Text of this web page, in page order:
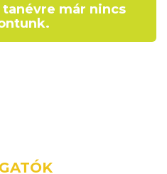
már nincs